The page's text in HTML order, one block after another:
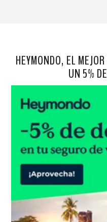
HEYMONDO, EL
UN 5%